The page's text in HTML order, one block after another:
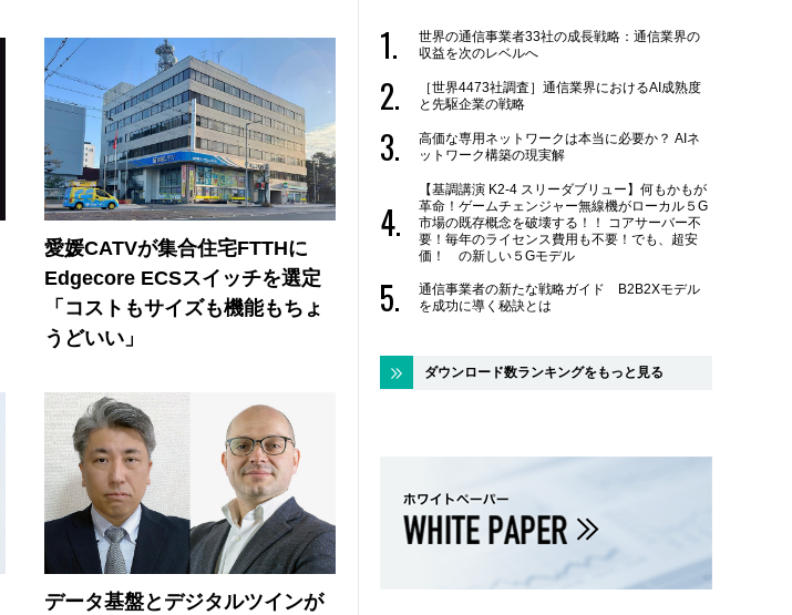
愛媛CATVが集合住宅FTTHに
Edgecore ECSスイッチを選定
「コストもサイズも機能もちょ
うどいい」
データ基盤とデジタルツインが
世界の通信事業者33社の成長戦略：通信業界の
収益を次のレベルへ
［世界4473社調査］通信業界におけるAI成熟度
と先駆企業の戦略
高価な専用ネットワークは本当に必要か？ AIネ
ットワーク構築の現実解
【基調講演 K2-4 スリーダブリュー】何もかもが
革命！ゲームチェンジャー無線機がローカル５G
市場の既存概念を破壊する！！ コアサーバー不
要！毎年のライセンス費用も不要！でも、超安
価！ の新しい５Gモデル
通信事業者の新たな戦略ガイド B2B2Xモデル
を成功に導く秘訣とは
ダウンロード数ランキングをもっと見る